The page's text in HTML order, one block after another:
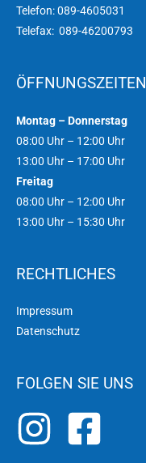
Telefon: 089-4605031
Telefax: 089-46200793
ÖFFNUNGSZEITEN
Montag – Donnerstag
08:00 Uhr – 12:00 Uhr
13:00 Uhr – 17:00 Uhr
Freitag
08:00 Uhr – 12:00 Uhr
13:00 Uhr – 15:30 Uhr
RECHTLICHES
Impressum
Datenschutz
FOLGEN SIE UNS